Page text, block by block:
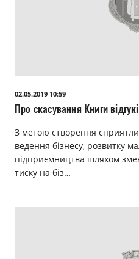
02.05.2019 10:59
Про скасування Книги
З метою створення
ведення бізнесу, розвитку
підприємництва шляхом
тиску на біз…